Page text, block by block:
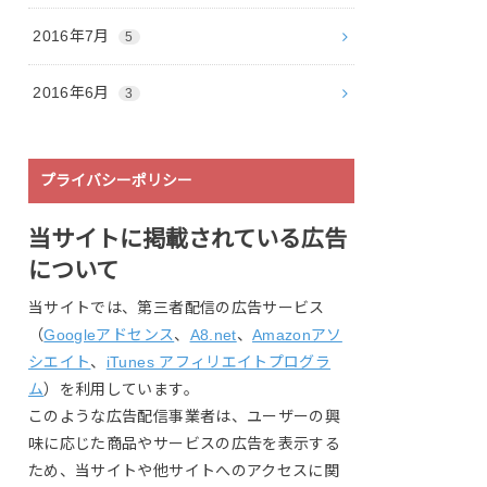
2016年7月 5
2016年6月 3
プライバシーポリシー
当サイトに掲載されている広告
について
当サイトでは、第三者配信の広告サービス
（Googleアドセンス、 A8.net、Amazonアソ
シエイト、 iTunes アフィリエイトプログラ
ム）を利用しています。
このような広告配信事業者は、ユーザーの興
味に応じた商品やサービスの広告を表示する
ため、当サイトや他サイトへのアクセスに関